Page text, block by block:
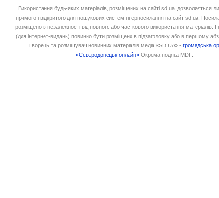
Використання будь-яких матеріалів, розміщених на сайті sd.ua, дозволяється
прямого і відкритого для пошукових систем гіперпосилання на сайт sd.ua.
розміщено в незалежності від повного або часткового використання матеріалів.
(для інтернет-видань) повинно бути розміщено в підзаголовку або в першому
Творець та розміщувач новинних матеріалів медіа «SD.UA» -громадська
«Сєвєродонецьк онлайн» Окрема подяка MDF.